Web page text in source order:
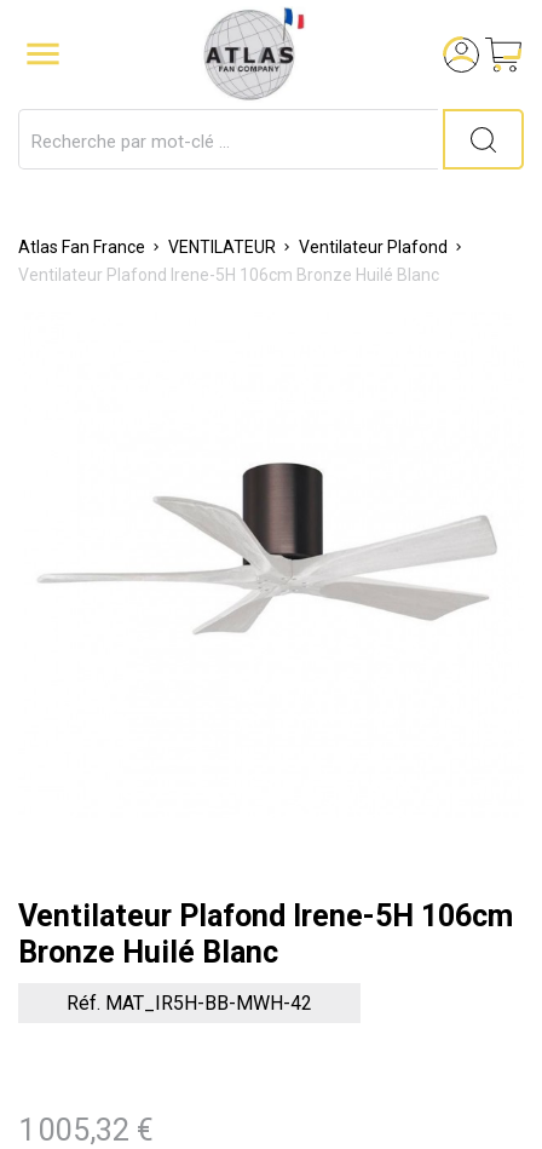

Atlas Fan France VENTILATEUR
Ventilateur Plafond
Ventilateur Plafond Irene-5H 106cm Bronze Huilé Blanc
Ventilateur Plafond Irene-5H 106cm
Bronze Huilé Blanc
Réf. MAT_IR5H-BB-MWH-42
1 005,32 €